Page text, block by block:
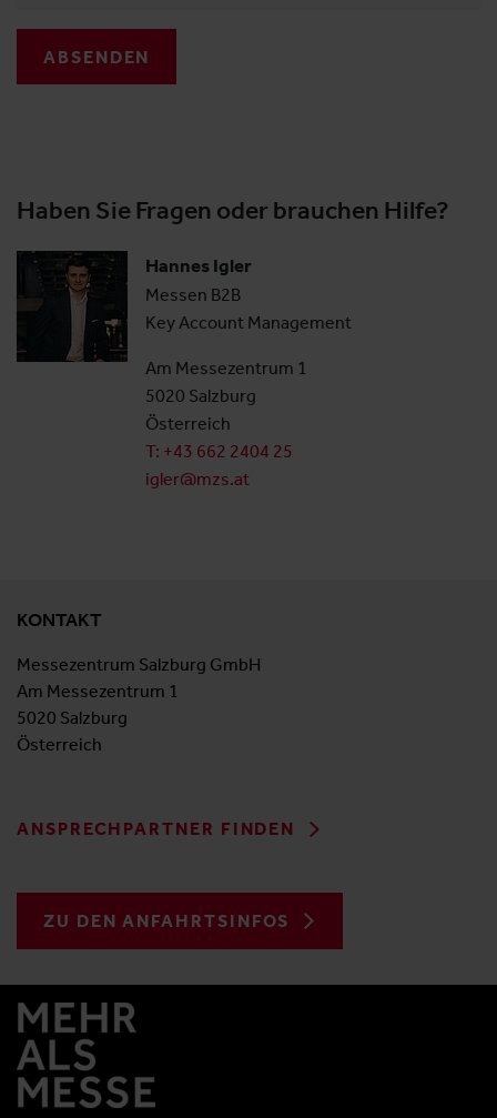
ABSENDEN
Haben Sie Fragen oder brauchen Hilfe?
Hannes Igler
Messen B2B
Key Account Management
Am Messezentrum 1
5020 Salzburg
Österreich
T: +43 662 2404 25
igler@mzs.at
KONTAKT
Messezentrum Salzburg GmbH
Am Messezentrum 1
5020 Salzburg
Österreich
ANSPRECHPARTNER FINDEN
ZU DEN ANFAHRTSINFOS